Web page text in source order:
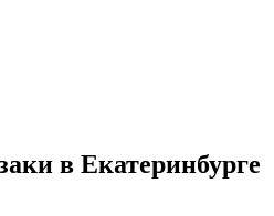
в Екатеринбурге